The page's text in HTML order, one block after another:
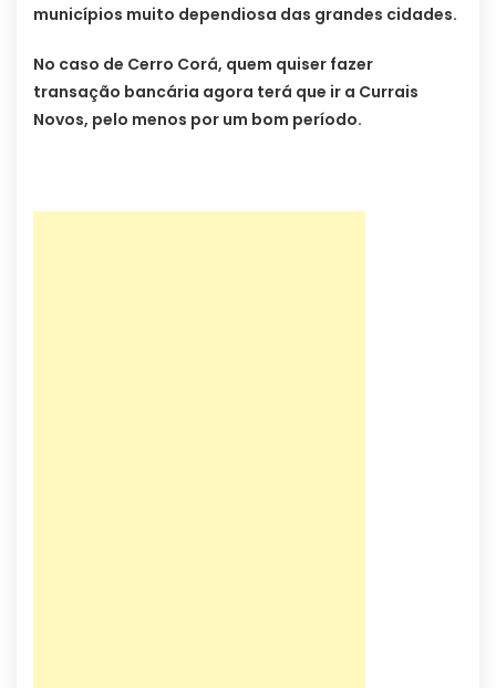
municípios muito dependiosa das grandes cidades.
No caso de Cerro Corá, quem quiser fazer
transação bancária agora terá que ir a Currais
Novos, pelo menos por um bom período.